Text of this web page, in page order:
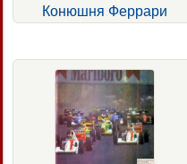
Конюшня Феррари